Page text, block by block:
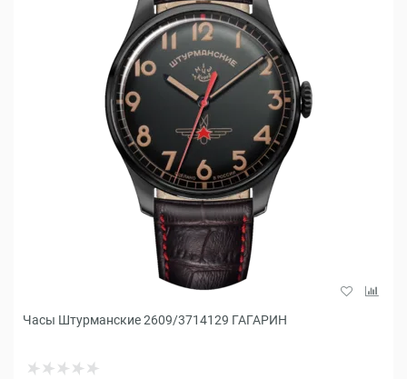
Часы Штурманские 2609/3714129 ГАГАРИН